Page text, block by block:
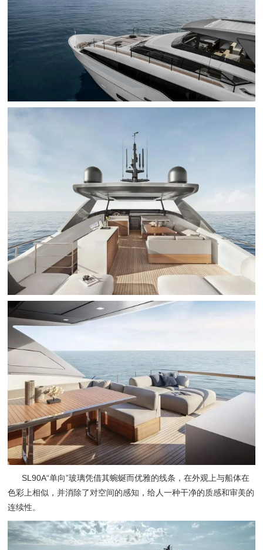
SL90A“单向”玻璃凭借其蜿蜒而优雅的线条，在外观上与船体在
色彩上相似，并消除了对空间的感知，给人一种干净的质感和审美的
连续性。